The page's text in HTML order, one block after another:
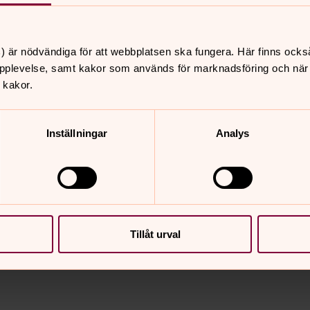
är nödvändiga för att webbplatsen ska fungera. Här finns
samt kakor som används för marknadsföring och
Inställningar Analys
Tillåt urval
ut så här:
i församlingshemmet - då övar
18-20 också för dig som kan